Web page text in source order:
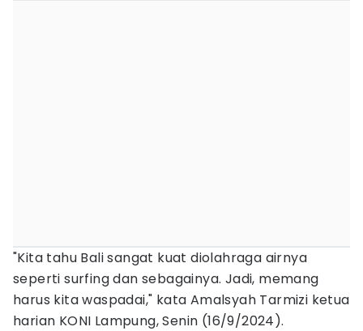
"Kita tahu Bali sangat kuat diolahraga airnya
seperti surfing dan sebagainya. Jadi, memang
harus kita waspadai," kata Amalsyah Tarmizi ketua
harian KONI Lampung, Senin (16/9/2024).